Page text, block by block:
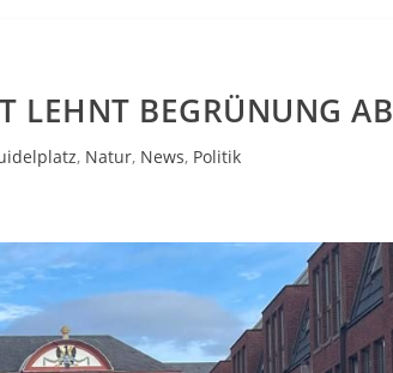
LEHNT BEGRÜNUNG AB
, Natur, News, Politik